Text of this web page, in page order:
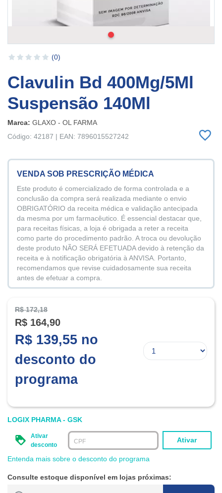
(0)
Clavulin Bd 400Mg/5Ml
Suspensão 140Ml
Marca: GLAXO - OL FARMA
Código: 42187 | EAN: 7896015527242
VENDA SOB PRESCRIÇÃO MÉDICA
Este produto é comercializado de forma controlada e a
conclusão da compra será realizada mediante o envio
OBRIGATÓRIO da receita médica e validação antecipada
da mesma por um farmacêutico. É essencial destacar que,
para receitas físicas, a loja é obrigada a reter a receita
como parte do procedimento padrão. A troca ou devolução
deste produto NÃO SERÁ EFETUADA devido à retenção da
receita e à notificação obrigatória à ANVISA. Portanto,
recomendamos que revise cuidadosamente sua receita
antes de efetuar a compra.
R$ 172,18
R$ 164,90
R$ 139,55 no
desconto do
programa
LOGIX PHARMA - GSK
Ativar
desconto
CPF Ativar
Entenda mais sobre o desconto do programa
Consulte estoque disponível em lojas próximas: